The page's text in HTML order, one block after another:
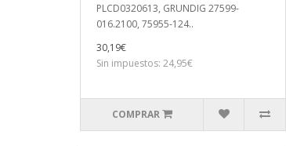
PLCD0320613, GRUNDIG 27599-
016.2100, 75955-124..
30,19€
Sin impuestos: 24,95€
COMPRAR